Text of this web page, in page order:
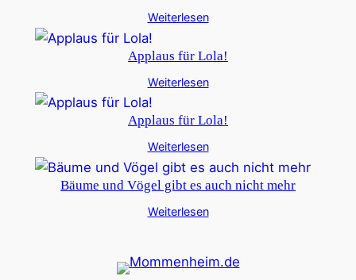
Weiterlesen
Applaus für Lola!
Weiterlesen
Applaus für Lola!
Weiterlesen
Bäume und Vögel gibt es auch nicht mehr
Weiterlesen